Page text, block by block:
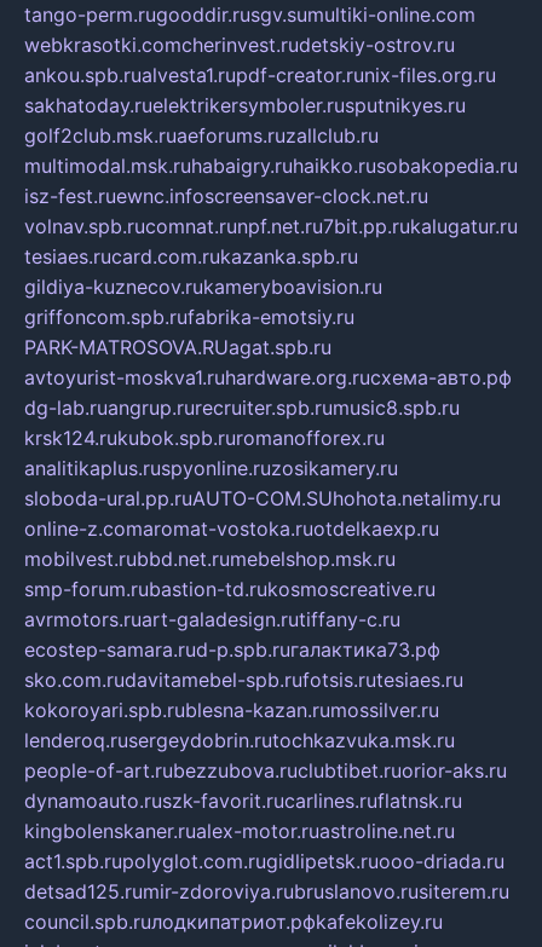
tango-perm.rugooddir.rusgv.sumultiki-online.com
webkrasotki.comcherinvest.rudetskiy-ostrov.ru
ankou.spb.rualvesta1.rupdf-creator.runix-files.org.ru
sakhatoday.ruelektrikersymboler.rusputnikyes.ru
golf2club.msk.ruaeforums.ruzallclub.ru
multimodal.msk.ruhabaigry.ruhaikko.rusobakopedia.ru
isz-fest.ruewnc.infoscreensaver-clock.net.ru
volnav.spb.rucomnat.runpf.net.ru7bit.pp.rukalugatur.ru
tesiaes.rucard.com.rukazanka.spb.ru
gildiya-kuznecov.rukameryboavision.ru
griffoncom.spb.rufabrika-emotsiy.ru
PARK-MATROSOVA.RUagat.spb.ru
avtoyurist-moskva1.ruhardware.org.ruсхема-авто.рф
dg-lab.ruangrup.rurecruiter.spb.rumusic8.spb.ru
krsk124.rukubok.spb.ruromanofforex.ru
analitikaplus.ruspyonline.ruzosikamery.ru
sloboda-ural.pp.ruAUTO-COM.SUhohota.netalimy.ru
online-z.comaromat-vostoka.ruotdelkaexp.ru
mobilvest.rubbd.net.rumebelshop.msk.ru
smp-forum.rubastion-td.rukosmoscreative.ru
avrmotors.ruart-galadesign.rutiffany-c.ru
ecostep-samara.rud-p.spb.ruгалактика73.рф
sko.com.rudavitamebel-spb.rufotsis.rutesiaes.ru
kokoroyari.spb.rublesna-kazan.rumossilver.ru
lenderoq.rusergeydobrin.rutochkazvuka.msk.ru
people-of-art.rubezzubova.ruclubtibet.ruorior-aks.ru
dynamoauto.ruszk-favorit.rucarlines.ruflatnsk.ru
kingbolenskaner.rualex-motor.ruastroline.net.ru
act1.spb.rupolyglot.com.rugidlipetsk.ruooo-driada.ru
detsad125.rumir-zdoroviya.rubruslanovo.rusiterem.ru
council.spb.ruлодкипатриот.рфkafekolizey.ru